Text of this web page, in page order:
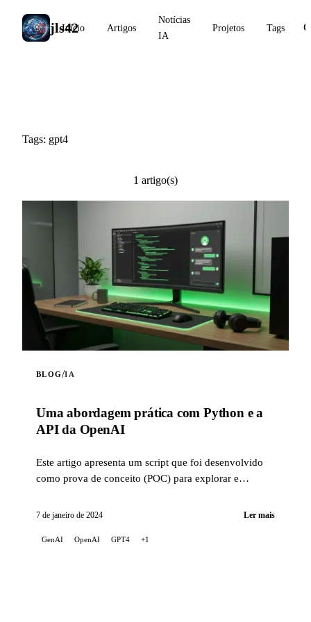
jls42
Início Artigos
Notícias
IA
Projetos Tags
Tags: gpt4
1 artigo(s)
BLOG/IA
Uma abordagem prática com Python e a
API da OpenAI
Este artigo apresenta um script que foi desenvolvido
como prova de conceito (POC) para explorar e
7 de janeiro de 2024 Ler mais
GenAI OpenAI GPT4 +1